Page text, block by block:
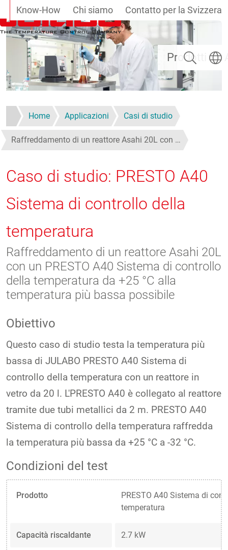
Salta al contenuto principale
Prodotti
Know-How Chi siamo Contatto per la Svizzera
Ricerca
Home Applicazioni Casi di studio
Raffreddamento di un reattore Asahi 20L con …
Caso di studio: PRESTO A40
Sistema di controllo della
temperatura
Raffreddamento di un reattore Asahi 20L
con un PRESTO A40 Sistema di controllo
della temperatura da +25 °C alla
temperatura più bassa possibile
Obiettivo
Questo caso di studio testa la temperatura più
bassa di JULABO PRESTO A40 Sistema di
controllo della temperatura con un reattore in
vetro da 20 l. L'PRESTO A40 è collegato al reattore
tramite due tubi metallici da 2 m. PRESTO A40
Sistema di controllo della temperatura raffredda
la temperatura più bassa da +25 °C a -32 °C.
Condizioni del test
Prodotto
PRESTO A40 Sistema di
temperatura
Capacità riscaldante 2.7 kW